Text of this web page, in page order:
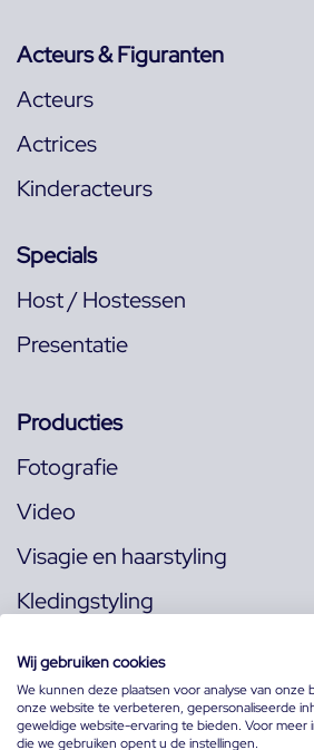
Acteurs & Figuranten
Acteurs
Actrices
Kinderacteurs
Specials
Host / Hostessen
Presentatie
Producties
Fotografie
Video
Visagie en haarstyling
Kledingstyling
Volg ons op:
Wij gebruiken cookies
We kunnen deze plaatsen voor analyse van onze
onze website te verbeteren, gepersonaliseerde
geweldige website-ervaring te bieden. Voor meer
die we gebruiken opent u de instellingen.